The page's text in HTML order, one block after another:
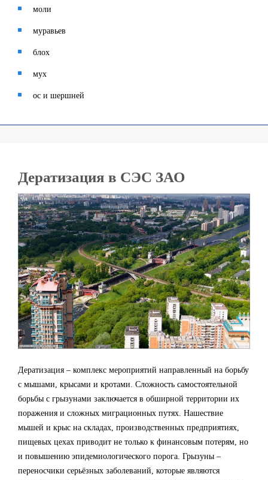
моли
муравьев
блох
мух
ос и шершней
Дератизация в СЭС ЗАО
Дератизация – комплекс мероприятий направленный на борьбу
с мышами, крысами и кротами. Сложность самостоятельной
борьбы с грызунами заключается в обширной территории их
поражения и сложных миграционных путях. Нашествие
мышей и крыс на складах, производственных предприятиях,
пищевых цехах приводит не только к финансовым потерям, но
и повышению эпидемиологического порога. Грызуны –
переносчики серьёзных заболеваний, которые являются